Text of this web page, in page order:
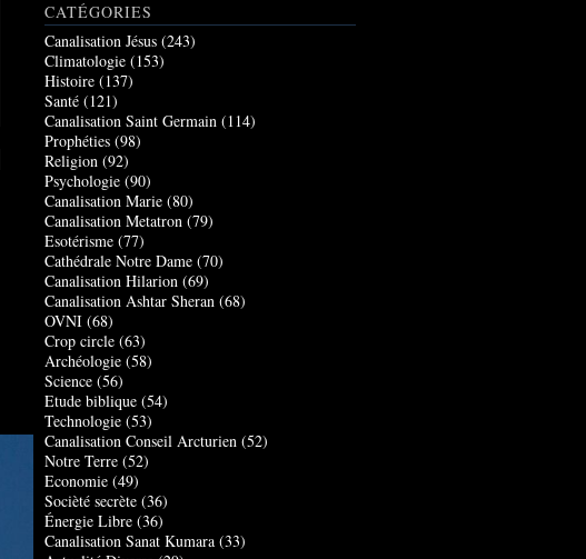
CATÉGORIES
Canalisation Jésus (243)
Climatologie (153)
Histoire (137)
Santé (121)
Canalisation Saint Germain (114)
Prophéties (98)
Religion (92)
Psychologie (90)
Canalisation Marie (80)
Canalisation Metatron (79)
Esotérisme (77)
Cathédrale Notre Dame (70)
Canalisation Hilarion (69)
Canalisation Ashtar Sheran (68)
OVNI (68)
Crop circle (63)
Archéologie (58)
Science (56)
Etude biblique (54)
Technologie (53)
Canalisation Conseil Arcturien (52)
Notre Terre (52)
Economie (49)
Socièté secrète (36)
Énergie Libre (36)
Canalisation Sanat Kumara (33)